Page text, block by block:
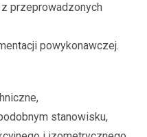
przeprowadzonych
powykonawczej.
stanowisku,